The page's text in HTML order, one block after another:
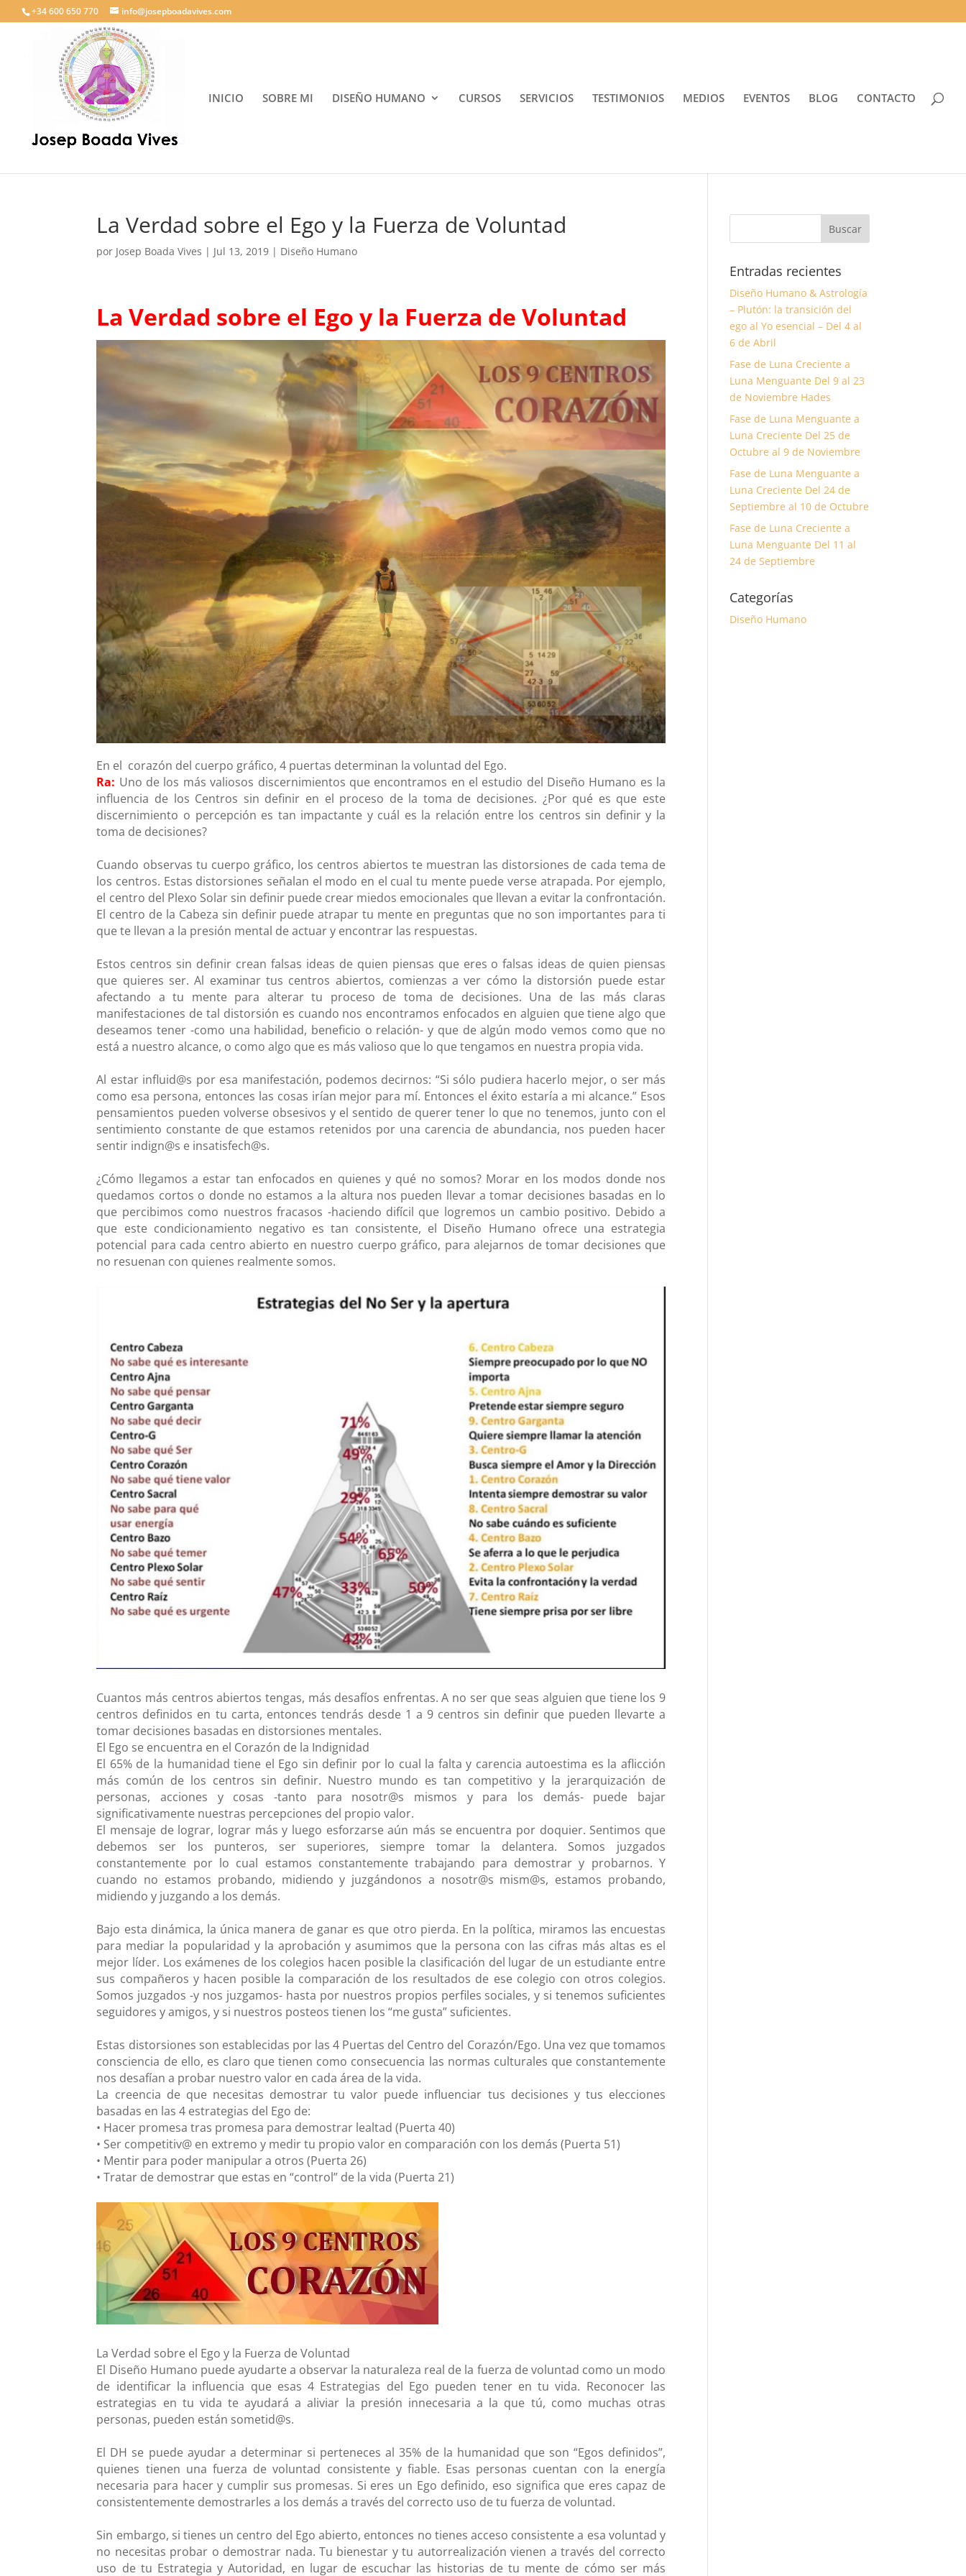
+34 600 650 770 info@josepboadavives.com
INICIO SOBRE MI DISEÑO HUMANO CURSOS SERVICIOS TESTIMONIOS MEDIOS EVENTOS BLOG CONTACTO
La Verdad sobre el Ego y la Fuerza de Voluntad
por Josep Boada Vives | Jul 13, 2019 | Diseño Humano
La Verdad sobre el Ego y la Fuerza de Voluntad
En el corazón del cuerpo gráfico, 4 puertas determinan la voluntad del Ego.
Ra: Uno de los más valiosos discernimientos que encontramos en el estudio del Diseño Humano es la
influencia de los Centros sin definir en el proceso de la toma de decisiones. ¿Por qué es que este
discernimiento o percepción es tan impactante y cuál es la relación entre los centros sin definir y la
toma de decisiones?
Cuando observas tu cuerpo gráfico, los centros abiertos te muestran las distorsiones de cada tema de
los centros. Estas distorsiones señalan el modo en el cual tu mente puede verse atrapada. Por ejemplo,
el centro del Plexo Solar sin definir puede crear miedos emocionales que llevan a evitar la confrontación.
El centro de la Cabeza sin definir puede atrapar tu mente en preguntas que no son importantes para ti
que te llevan a la presión mental de actuar y encontrar las respuestas.
Estos centros sin definir crean falsas ideas de quien piensas que eres o falsas ideas de quien piensas
que quieres ser. Al examinar tus centros abiertos, comienzas a ver cómo la distorsión puede estar
afectando a tu mente para alterar tu proceso de toma de decisiones. Una de las más claras
manifestaciones de tal distorsión es cuando nos encontramos enfocados en alguien que tiene algo que
deseamos tener -como una habilidad, beneficio o relación- y que de algún modo vemos como que no
está a nuestro alcance, o como algo que es más valioso que lo que tengamos en nuestra propia vida.
Al estar influid@s por esa manifestación, podemos decirnos: “Si sólo pudiera hacerlo mejor, o ser más
como esa persona, entonces las cosas irían mejor para mí. Entonces el éxito estaría a mi alcance.” Esos
pensamientos pueden volverse obsesivos y el sentido de querer tener lo que no tenemos, junto con el
sentimiento constante de que estamos retenidos por una carencia de abundancia, nos pueden hacer
sentir indign@s e insatisfech@s.
¿Cómo llegamos a estar tan enfocados en quienes y qué no somos? Morar en los modos donde nos
quedamos cortos o donde no estamos a la altura nos pueden llevar a tomar decisiones basadas en lo
que percibimos como nuestros fracasos -haciendo difícil que logremos un cambio positivo. Debido a
que este condicionamiento negativo es tan consistente, el Diseño Humano ofrece una estrategia
potencial para cada centro abierto en nuestro cuerpo gráfico, para alejarnos de tomar decisiones que
no resuenan con quienes realmente somos.
Cuantos más centros abiertos tengas, más desafíos enfrentas. A no ser que seas alguien que tiene los 9
centros definidos en tu carta, entonces tendrás desde 1 a 9 centros sin definir que pueden llevarte a
tomar decisiones basadas en distorsiones mentales.
El Ego se encuentra en el Corazón de la Indignidad
El 65% de la humanidad tiene el Ego sin definir por lo cual la falta y carencia autoestima es la aflicción
más común de los centros sin definir. Nuestro mundo es tan competitivo y la jerarquización de
personas, acciones y cosas -tanto para nosotr@s mismos y para los demás- puede bajar
significativamente nuestras percepciones del propio valor.
El mensaje de lograr, lograr más y luego esforzarse aún más se encuentra por doquier. Sentimos que
debemos ser los punteros, ser superiores, siempre tomar la delantera. Somos juzgados
constantemente por lo cual estamos constantemente trabajando para demostrar y probarnos. Y
cuando no estamos probando, midiendo y juzgándonos a nosotr@s mism@s, estamos probando,
midiendo y juzgando a los demás.
Bajo esta dinámica, la única manera de ganar es que otro pierda. En la política, miramos las encuestas
para mediar la popularidad y la aprobación y asumimos que la persona con las cifras más altas es el
mejor líder. Los exámenes de los colegios hacen posible la clasificación del lugar de un estudiante entre
sus compañeros y hacen posible la comparación de los resultados de ese colegio con otros colegios.
Somos juzgados -y nos juzgamos- hasta por nuestros propios perfiles sociales, y si tenemos suficientes
seguidores y amigos, y si nuestros posteos tienen los “me gusta” suficientes.
Estas distorsiones son establecidas por las 4 Puertas del Centro del Corazón/Ego. Una vez que tomamos
consciencia de ello, es claro que tienen como consecuencia las normas culturales que constantemente
nos desafían a probar nuestro valor en cada área de la vida.
La creencia de que necesitas demostrar tu valor puede influenciar tus decisiones y tus elecciones
basadas en las 4 estrategias del Ego de:
• Hacer promesa tras promesa para demostrar lealtad (Puerta 40)
• Ser competitiv@ en extremo y medir tu propio valor en comparación con los demás (Puerta 51)
• Mentir para poder manipular a otros (Puerta 26)
• Tratar de demostrar que estas en “control” de la vida (Puerta 21)
La Verdad sobre el Ego y la Fuerza de Voluntad
El Diseño Humano puede ayudarte a observar la naturaleza real de la fuerza de voluntad como un modo
de identificar la influencia que esas 4 Estrategias del Ego pueden tener en tu vida. Reconocer las
estrategias en tu vida te ayudará a aliviar la presión innecesaria a la que tú, como muchas otras
personas, pueden están sometid@s.
El DH se puede ayudar a determinar si perteneces al 35% de la humanidad que son “Egos definidos”,
quienes tienen una fuerza de voluntad consistente y fiable. Esas personas cuentan con la energía
necesaria para hacer y cumplir sus promesas. Si eres un Ego definido, eso significa que eres capaz de
consistentemente demostrarles a los demás a través del correcto uso de tu fuerza de voluntad.
Sin embargo, si tienes un centro del Ego abierto, entonces no tienes acceso consistente a esa voluntad y
no necesitas probar o demostrar nada. Tu bienestar y tu autorrealización vienen a través del correcto
uso de tu Estrategia y Autoridad, en lugar de escuchar las historias de tu mente de cómo ser más
Entradas recientes
Diseño Humano & Astrología
– Plutón: la transición del
ego al Yo esencial – Del 4 al
6 de Abril
Fase de Luna Creciente a
Luna Menguante Del 9 al 23
de Noviembre Hades
Fase de Luna Menguante a
Luna Creciente Del 25 de
Octubre al 9 de Noviembre
Fase de Luna Menguante a
Luna Creciente Del 24 de
Septiembre al 10 de Octubre
Fase de Luna Creciente a
Luna Menguante Del 11 al
24 de Septiembre
Categorías
Diseño Humano